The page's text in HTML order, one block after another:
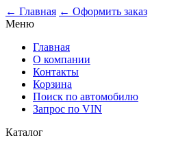
← Главная ← Оформить заказ
Меню
Главная
О компании
Контакты
Корзина
Поиск по автомобилю
Запрос по VIN
Каталог